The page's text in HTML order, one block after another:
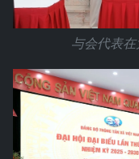
与会代表在